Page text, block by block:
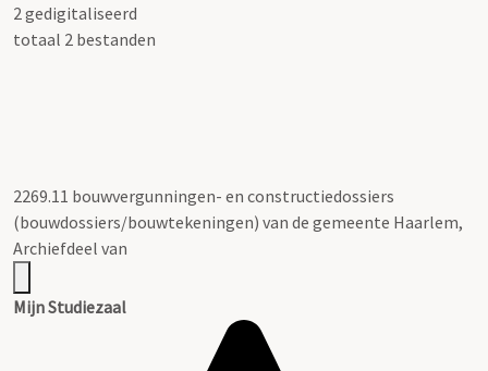
2 gedigitaliseerd
totaal 2 bestanden
2269.11 bouwvergunningen- en constructiedossiers
(bouwdossiers/bouwtekeningen) van de gemeente Haarlem,
Archiefdeel van
Mijn Studiezaal